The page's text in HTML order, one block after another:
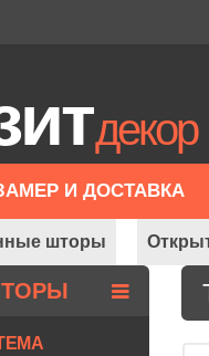
шторы
декор
И ДОСТАВКА